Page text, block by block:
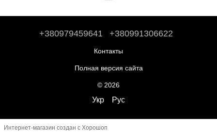
+380979459641 +380991306622
Контакты
Полная версия сайта
© 2026
Укр Рус
Интернет-магазин создан с Хорошоп